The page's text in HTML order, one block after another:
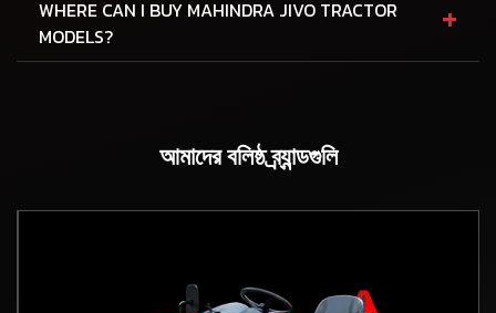
WHERE CAN I BUY MAHINDRA JIVO TRACTOR
MODELS?
+
আমাদের বলিষ্ঠ ব্র্যান্ডগুলি